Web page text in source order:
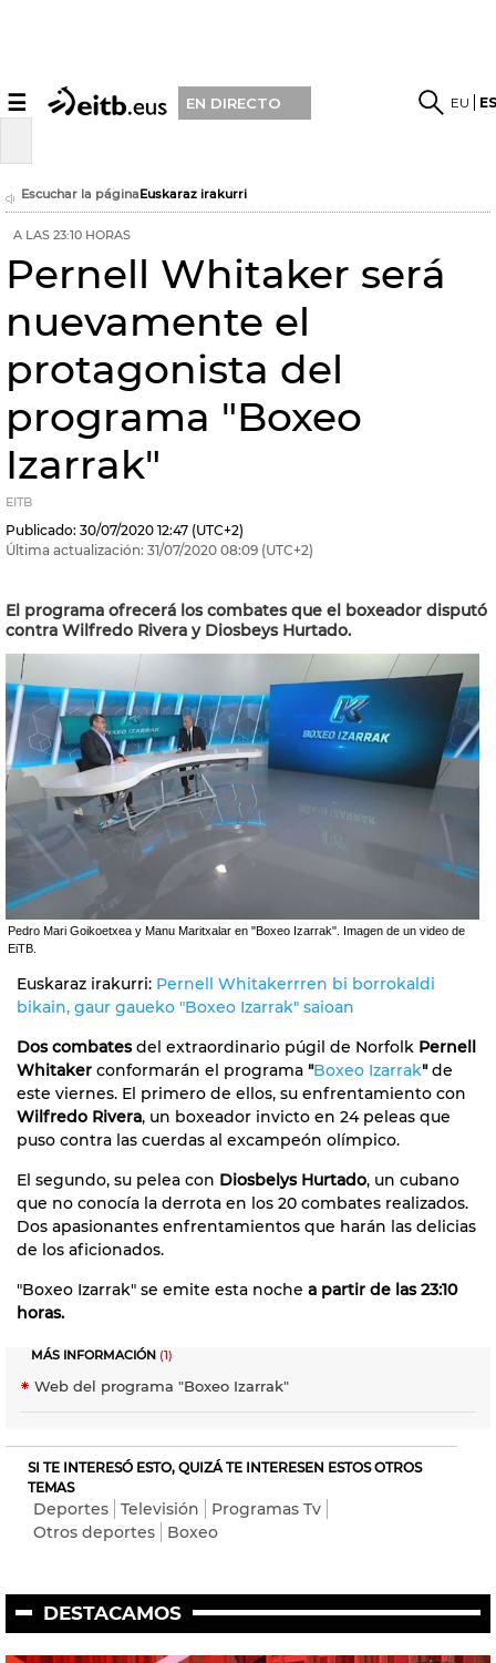
☰ EN DIRECTO EU
Escuchar la páginaEuskaraz irakurri
A LAS 23:10 HORAS
Pernell Whitaker será
nuevamente el
protagonista del
programa "Boxeo
Izarrak"
EITB
Publicado: 30/07/2020 12:47 (UTC+2)
Última actualización: 31/07/2020 08:09 (UTC+2)
El programa ofrecerá los combates que el boxeador disputó
contra Wilfredo Rivera y Diosbeys Hurtado.
Pedro Mari Goikoetxea y Manu Maritxalar en "Boxeo Izarrak". Imagen de un video de
EiTB.
Euskaraz irakurri: Pernell Whitakerrren bi borrokaldi
bikain, gaur gaueko "Boxeo Izarrak" saioan
Dos combatesdel extraordinario púgil de Norfolk Pernell
Whitaker conformarán el programa "Boxeo Izarrak"de
este viernes. El primero de ellos, su enfrentamiento con
Wilfredo Rivera, un boxeador invicto en 24 peleas que
puso contra las cuerdas al excampeón olímpico.
El segundo, su pelea con Diosbelys Hurtado, un cubano
que no conocía la derrota en los 20 combates realizados.
Dos apasionantes enfrentamientos que harán las delicias
de los aficionados.
"Boxeo Izarrak" se emite esta noche a partir de las 23:10
horas.
MÁS INFORMACIÓN (1)
Web del programa "Boxeo Izarrak"
SI TE INTERESÓ ESTO, QUIZÁ TE INTERESEN ESTOS OTROS
TEMAS
Deportes Televisión
Programas Tv
Otros deportes
Boxeo
DESTACAMOS